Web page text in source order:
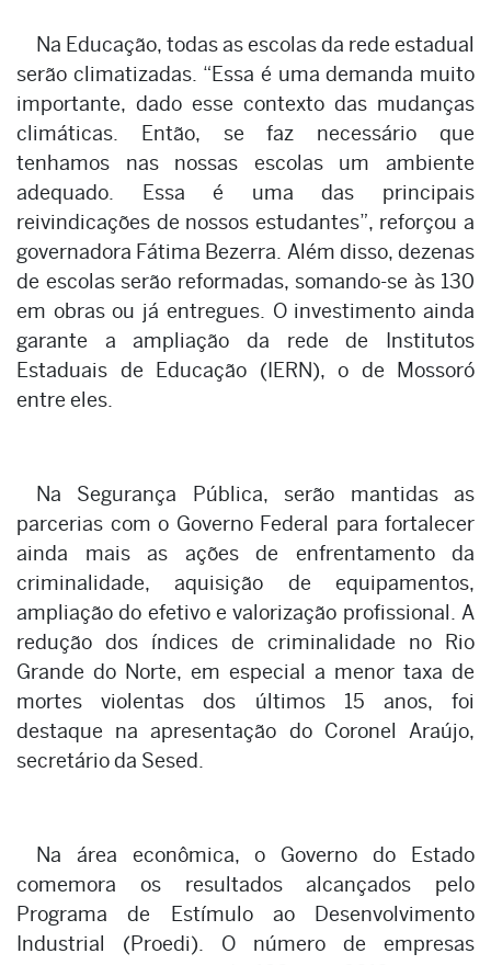
Na Educação, todas as escolas da rede estadual
serão climatizadas. “Essa é uma demanda muito
importante, dado esse contexto das mudanças
climáticas. Então, se faz necessário que
tenhamos nas nossas escolas um ambiente
adequado. Essa é uma das principais
reivindicações de nossos estudantes”, reforçou a
governadora Fátima Bezerra. Além disso, dezenas
de escolas serão reformadas, somando-se às 130
em obras ou já entregues. O investimento ainda
garante a ampliação da rede de Institutos
Estaduais de Educação (IERN), o de Mossoró
entre eles.
Na Segurança Pública, serão mantidas as
parcerias com o Governo Federal para fortalecer
ainda mais as ações de enfrentamento da
criminalidade, aquisição de equipamentos,
ampliação do efetivo e valorização profissional. A
redução dos índices de criminalidade no Rio
Grande do Norte, em especial a menor taxa de
mortes violentas dos últimos 15 anos, foi
destaque na apresentação do Coronel Araújo,
secretário da Sesed.
Na área econômica, o Governo do Estado
comemora os resultados alcançados pelo
Programa de Estímulo ao Desenvolvimento
Industrial (Proedi). O número de empresas